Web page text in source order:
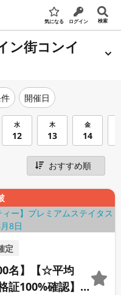
気になる ログイン 検索
ン街コンイ
開催日
水
12
木
13
金
14
定
名】【☆平均
100%確認】